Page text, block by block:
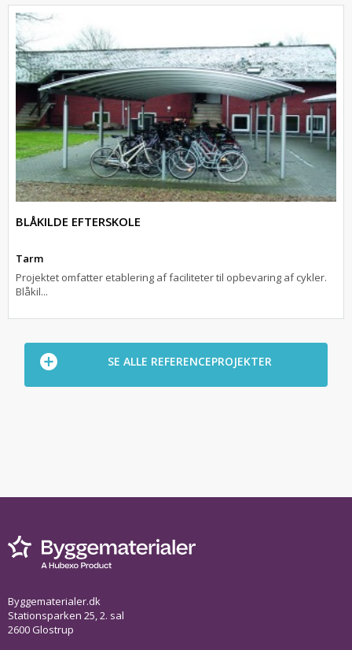
BLÅKILDE EFTERSKOLE
Tarm
Projektet omfatter etablering af faciliteter til opbevaring af cykler.
Blåkil...
SE ALLE REFERENCEPROJEKTER
Byggematerialer.dk
Stationsparken 25, 2. sal
2600 Glostrup